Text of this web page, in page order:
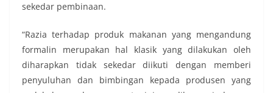
sekedar pembinaan.
“Razia terhadap produk makanan yang mengandung
formalin merupakan hal klasik yang dilakukan oleh
diharapkan tidak sekedar diikuti dengan memberi
penyuluhan dan bimbingan kepada produsen yang